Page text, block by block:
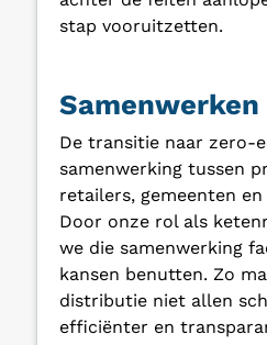
stap vooruitzetten.
De transitie naar zero-
samenwerking tussen
retailers, gemeenten
Door onze rol als
we die samenwerking
kansen benutten. Zo
distributie niet allen
efficiënter en